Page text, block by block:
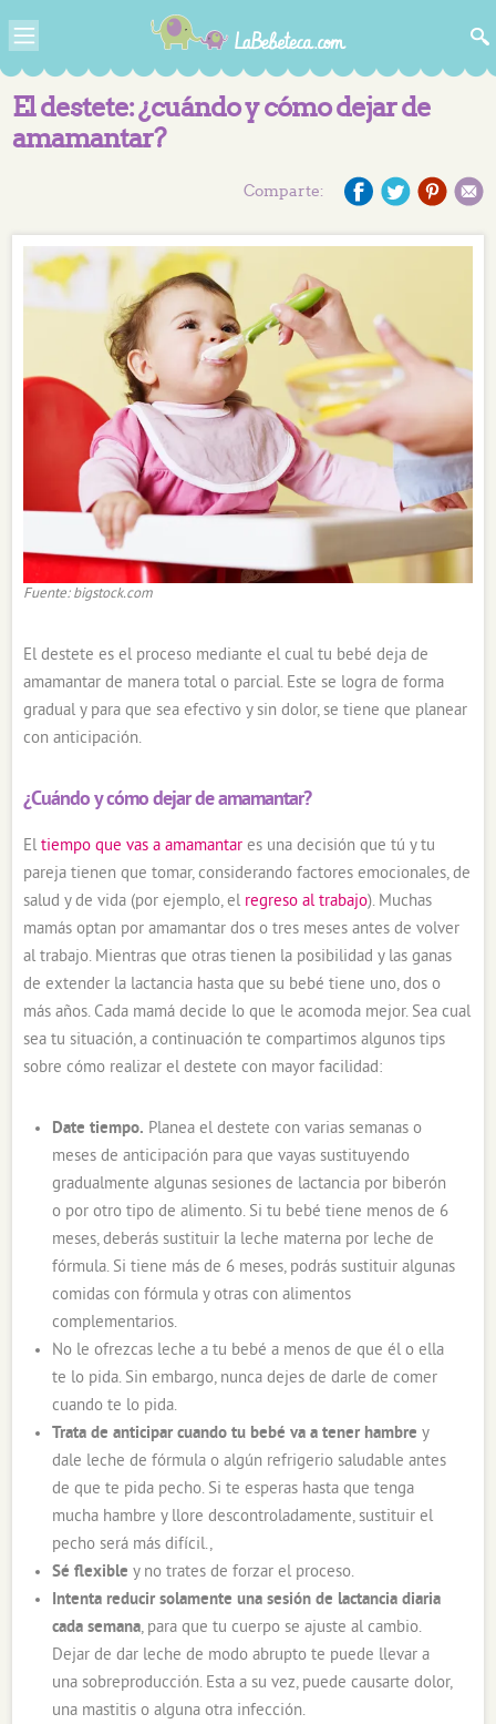
El destete: ¿cuándo y cómo dejar de
amamantar?
Comparte:
Fuente: bigstock.com
El destete es el proceso mediante el cual tu bebé deja de
amamantar de manera total o parcial. Este se logra de forma
gradual y para que sea efectivo y sin dolor, se tiene que planear
con anticipación.
¿Cuándo y cómo dejar de amamantar?
Eltiempo que vas a amamantar es una decisión que tú y tu
pareja tienen que tomar, considerando factores emocionales, de
salud y de vida (por ejemplo, el regreso al trabajo). Muchas
mamás optan por amamantar dos o tres meses antes de volver
al trabajo. Mientras que otras tienen la posibilidad y las ganas
de extender la lactancia hasta que su bebé tiene uno, dos o
más años. Cada mamá decide lo que le acomoda mejor. Sea cual
sea tu situación, a continuación te compartimos algunos tips
sobre cómo realizar el destete con mayor facilidad:
Date tiempo. Planea el destete con varias semanas o
meses de anticipación para que vayas sustituyendo
gradualmente algunas sesiones de lactancia por biberón
o por otro tipo de alimento. Si tu bebé tiene menos de 6
meses, deberás sustituir la leche materna por leche de
fórmula. Si tiene más de 6 meses, podrás sustituir algunas
comidas con fórmula y otras con alimentos
complementarios.
No le ofrezcas leche a tu bebé a menos de que él o ella
te lo pida. Sin embargo, nunca dejes de darle de comer
cuando te lo pida.
Trata de anticipar cuando tu bebé va a tener hambre y
dale leche de fórmula o algún refrigerio saludable antes
de que te pida pecho. Si te esperas hasta que tenga
mucha hambre y llore descontroladamente, sustituir el
pecho será más difícil.,
Sé flexible y no trates de forzar el proceso.
Intenta reducir solamente una sesión de lactancia diaria
cada semana, para que tu cuerpo se ajuste al cambio.
Dejar de dar leche de modo abrupto te puede llevar a
una sobreproducción. Esta a su vez, puede causarte dolor,
una mastitis o alguna otra infección.